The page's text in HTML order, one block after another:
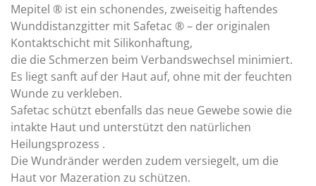
Mepitel ® ist ein schonendes, zweiseitig haftendes
Wunddistanzgitter mit Safetac ® – der originalen
Kontaktschicht mit Silikonhaftung,
die die Schmerzen beim Verbandswechsel minimiert.
Es liegt sanft auf der Haut auf, ohne mit der feuchten
Wunde zu verkleben.
Safetac schützt ebenfalls das neue Gewebe sowie die
intakte Haut und unterstützt den natürlichen
Heilungsprozess .
Die Wundränder werden zudem versiegelt, um die
Haut vor Mazeration zu schützen.